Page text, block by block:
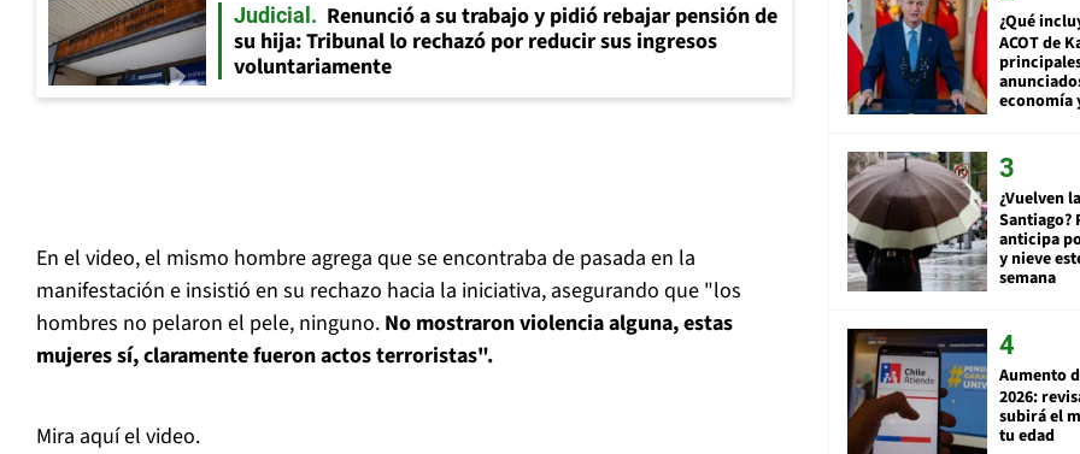
Judicial
Renunció a su trabajo y pidió rebajar pensión de
su hija: Tribunal lo rechazó por reducir sus ingresos
voluntariamente
En el video, el mismo hombre agrega que se encontraba de pasada en la
manifestación e insistió en su rechazo hacia la iniciativa, asegurando que "los
hombres no pelaron el pele, ninguno. No mostraron violencia alguna, estas
mujeres sí, claramente fueron actos terroristas".
Mira aquí el video.
¿Qué
ACOT de
economía
¿Vuelven
Santiago?
anticipa
y nieve
semana
Aumento
2026:
subirá el
tu edad